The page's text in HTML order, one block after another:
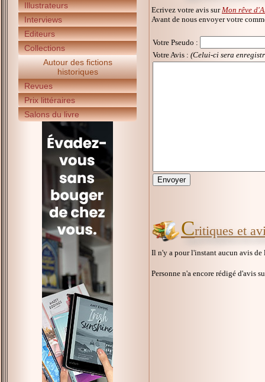
Illustrateurs
Interviews
Editeurs
Collections
Autour des fictions
historiques
Revues
Prix littéraires
Salons du livre
Ecrivez votre avis sur Mon rêve
Avant de nous envoyer votre
Votre Pseudo :
Votre Avis : (Celui-ci sera
Critiques et
Il n'y a pour l'instant aucun avis
Personne n'a encore rédigé d'avis